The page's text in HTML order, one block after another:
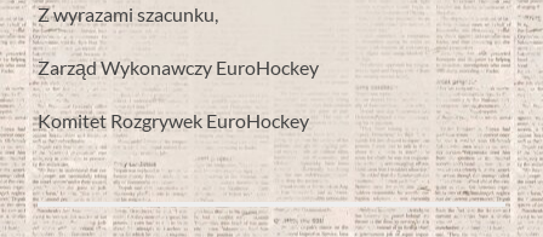
Z wyrazami szacunku,
Zarząd Wykonawczy EuroHockey
Komitet Rozgrywek EuroHockey